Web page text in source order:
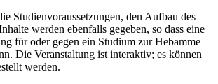
Studienvoraussetzungen, den Aufbau des
werden ebenfalls gegeben, so dass eine
für oder gegen ein Studium zur Hebamme
Die Veranstaltung ist interaktiv; es können
werden.